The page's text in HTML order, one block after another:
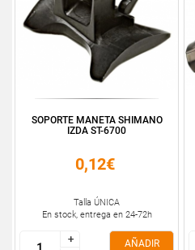
SOPORTE MANETA SHIMANO
IZDA ST-6700
0,12€
Talla ÚNICA
En stock, entrega en 24-72h
+
+
AÑADIR